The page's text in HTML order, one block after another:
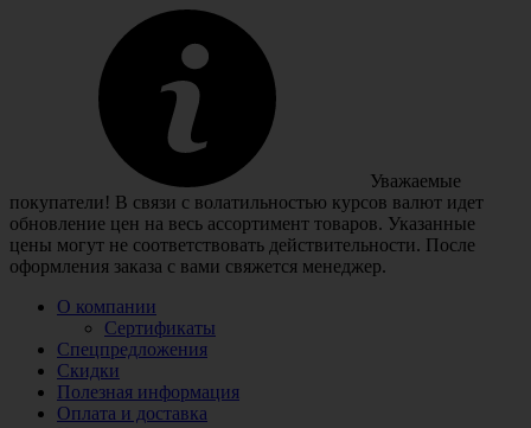
Уважаемые
покупатели! В связи с волатильностью курсов валют идет
обновление цен на весь ассортимент товаров. Указанные
цены могут не соответствовать действительности. После
оформления заказа с вами свяжется менеджер.
О компании
Сертификаты
Спецпредложения
Скидки
Полезная информация
Оплата и доставка